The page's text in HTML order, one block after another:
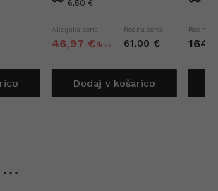
6,50 €
Akcijska cena
46,97 €/kos
Redna cena
61,00 €
Dodaj v košarico
Redna
164,